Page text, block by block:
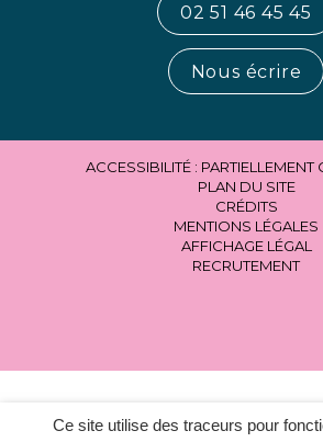
Ce site utilise des traceurs pour
02 51 46 45 45
Nous écrire
ACCESSIBILITÉ :
PLAN DU SITE
CRÉDITS
MENTIONS LÉGALES
AFFICHAGE LÉGAL
RECRUTEMENT